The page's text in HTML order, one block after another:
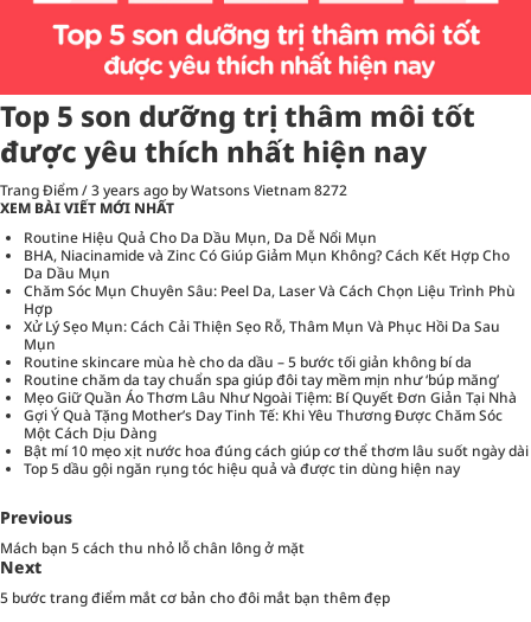
Top 5 son dưỡng trị thâm môi tốt
được yêu thích nhất hiện nay
Trang Điểm/3 years ago by Watsons Vietnam8272
XEM BÀI VIẾT MỚI NHẤT
Routine Hiệu Quả Cho Da Dầu Mụn, Da Dễ Nổi Mụn
BHA, Niacinamide và Zinc Có Giúp Giảm Mụn Không? Cách Kết Hợp Cho
Da Dầu Mụn
Chăm Sóc Mụn Chuyên Sâu: Peel Da, Laser Và Cách Chọn Liệu Trình Phù
Hợp
Xử Lý Sẹo Mụn: Cách Cải Thiện Sẹo Rỗ, Thâm Mụn Và Phục Hồi Da Sau
Mụn
Routine skincare mùa hè cho da dầu – 5 bước tối giản không bí da
Routine chăm da tay chuẩn spa giúp đôi tay mềm mịn như ‘búp măng’
Mẹo Giữ Quần Áo Thơm Lâu Như Ngoài Tiệm: Bí Quyết Đơn Giản Tại Nhà
Gợi Ý Quà Tặng Mother’s Day Tinh Tế: Khi Yêu Thương Được Chăm Sóc
Một Cách Dịu Dàng
Bật mí 10 mẹo xịt nước hoa đúng cách giúp cơ thể thơm lâu suốt ngày dài
Top 5 dầu gội ngăn rụng tóc hiệu quả và được tin dùng hiện nay
Previous
Mách bạn 5 cách thu nhỏ lỗ chân lông ở mặt
Next
5 bước trang điểm mắt cơ bản cho đôi mắt bạn thêm đẹp